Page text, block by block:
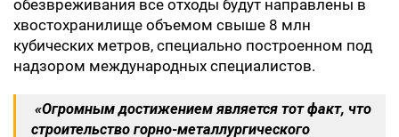
обезвреживания все отходы будут направлены в
хвостохранилище объемом свыше 8 млн
кубических метров, специально построенном под
надзором международных специалистов.
«Огромным достижением является тот факт, что
строительство горно-металлургического